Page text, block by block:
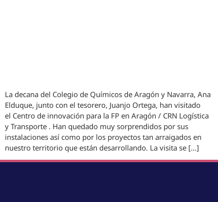
La decana del Colegio de Químicos de Aragón y Navarra, Ana
Elduque, junto con el tesorero, Juanjo Ortega, han visitado
el Centro de innovación para la FP en Aragón / CRN Logística
y Transporte . Han quedado muy sorprendidos por sus
instalaciones así como por los proyectos tan arraigados en
nuestro territorio que están desarrollando. La visita se […]